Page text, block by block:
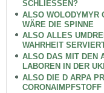
SCHLIESSEN?
ALSO WOLODYMYR
WÄRE DIE SPINNE
ALSO ALLES
WAHRHEIT
ALSO DAS MIT DEN
LABOREN IN DER
ALSO DIE D ARPA
CORONAIMPFSTOFF